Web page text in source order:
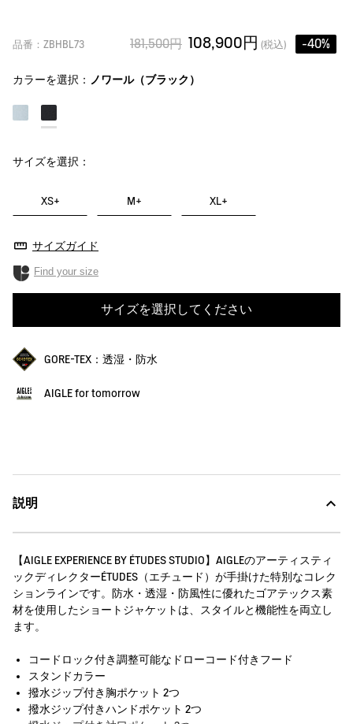
品番：ZBHBL73 181,500円 108,900円 (税込) -40%
カラーを選択： ノワール（ブラック）
サイズを選択：
XS+ M+ XL+
サイズガイド
Find your size
サイズを選択してください
GORE-TEX：透湿・防水
AIGLE for tomorrow
説明
【AIGLE EXPERIENCE BY ÉTUDES STUDIO】AIGLEのアーティスティ
ックディレクターÉTUDES（エチュード）が手掛けた特別なコレク
ションラインです。防水・透湿・防風性に優れたゴアテックス素
材を使用したショートジャケットは、スタイルと機能性を両立し
ます。
コードロック付き調整可能なドローコード付きフード
スタンドカラー
撥水ジップ付き胸ポケット 2つ
撥水ジップ付きハンドポケット 2つ